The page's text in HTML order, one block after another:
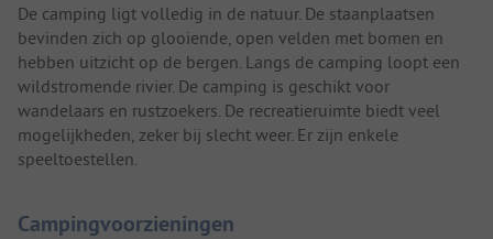
De camping ligt volledig in de natuur. De staanplaatsen
bevinden zich op glooiende, open velden met bomen en
hebben uitzicht op de bergen. Langs de camping loopt een
wildstromende rivier. De camping is geschikt voor
wandelaars en rustzoekers. De recreatieruimte biedt veel
mogelijkheden, zeker bij slecht weer. Er zijn enkele
speeltoestellen.
Campingvoorzieningen